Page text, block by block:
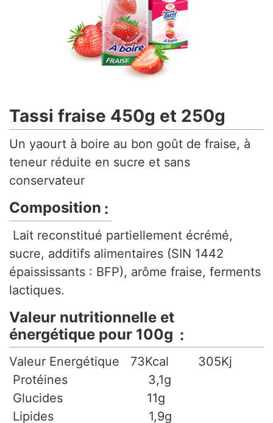
Tassi fraise 450g et 250g
Un yaourt à boire au bon goût de fraise, à
teneur réduite en sucre et sans
conservateur
Composition
Lait reconstitué partiellement écrémé,
sucre, additifs alimentaires (SIN 1442
épaississants : BFP), arôme fraise, ferments
lactiques.
Valeur nutritionnelle et
énergétique pour 100g
Valeur Energétique 73Kcal 305Kj
Protéines 3,1g
Glucides 11g
Lipides 1,9g